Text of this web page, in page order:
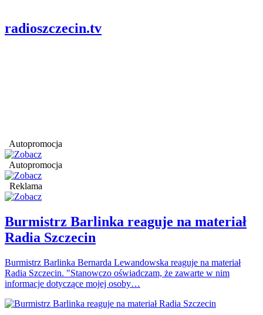
radioszczecin.tv
Autopromocja
Autopromocja
Reklama
Burmistrz Barlinka reaguje na materiał
Radia Szczecin
Burmistrz Barlinka Bernarda Lewandowska reaguje na materiał
Radia Szczecin. "Stanowczo oświadczam, że zawarte w nim
informacje dotyczące mojej osoby…